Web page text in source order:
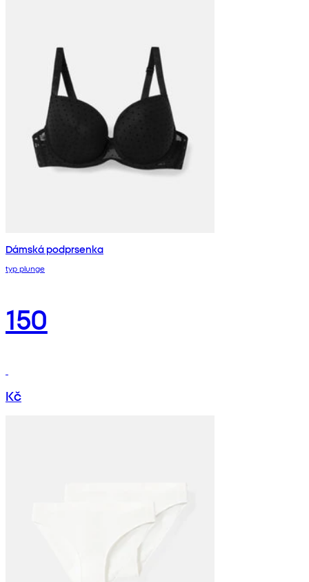
Dámská podprsenka
typ plunge
150
Kč